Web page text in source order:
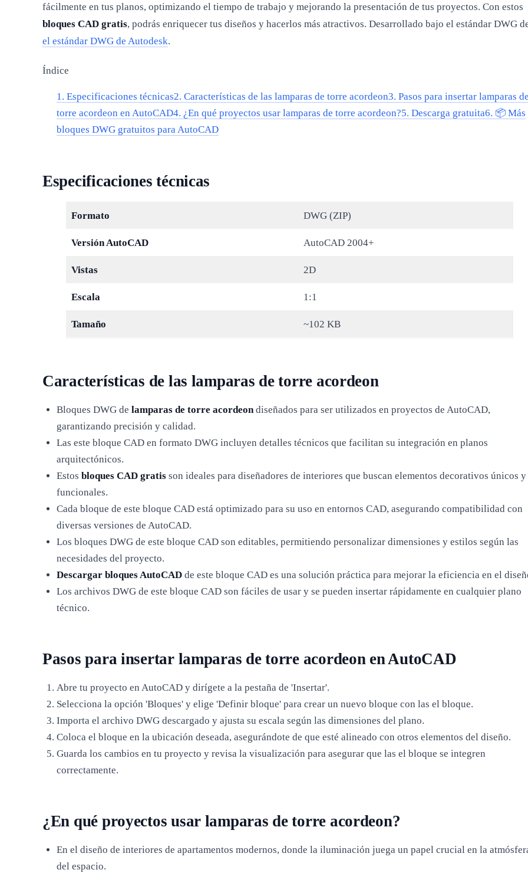
fácilmente en tus planos, optimizando el tiempo de trabajo y mejorando la presentación de tus proyectos. Con estos
bloques CAD gratis, podrás enriquecer tus diseños y hacerlos más atractivos. Desarrollado bajo el estándar DWG
el estándar DWG de Autodesk.
Índice
1. Especificaciones técnicas2. Características de las lamparas de torre acordeon3. Pasos para insertar lamparas de
torre acordeon en AutoCAD4. ¿En qué proyectos usar lamparas de torre acordeon?5. Descarga gratuita6. 📦 Más
bloques DWG gratuitos para AutoCAD
Especificaciones técnicas
Formato DWG (ZIP)
Versión AutoCAD AutoCAD 2004+
Vistas 2D
Escala 1:1
Tamaño ~102 KB
Características de las lamparas de torre acordeon
Bloques DWG de lamparas de torre acordeondiseñados para ser utilizados en proyectos de AutoCAD,
garantizando precisión y calidad.
Las este bloque CAD en formato DWG incluyen detalles técnicos que facilitan su integración en planos
arquitectónicos.
Estos bloques CAD gratisson ideales para diseñadores de interiores que buscan elementos decorativos únicos y
funcionales.
Cada bloque de este bloque CAD está optimizado para su uso en entornos CAD, asegurando compatibilidad con
diversas versiones de AutoCAD.
Los bloques DWG de este bloque CAD son editables, permitiendo personalizar dimensiones y estilos según las
necesidades del proyecto.
Descargar bloques AutoCADde este bloque CAD es una solución práctica para mejorar la eficiencia en el
Los archivos DWG de este bloque CAD son fáciles de usar y se pueden insertar rápidamente en cualquier plano
técnico.
Pasos para insertar lamparas de torre acordeon en AutoCAD
Abre tu proyecto en AutoCAD y dirígete a la pestaña de 'Insertar'.
Selecciona la opción 'Bloques' y elige 'Definir bloque' para crear un nuevo bloque con las el bloque.
Importa el archivo DWG descargado y ajusta su escala según las dimensiones del plano.
Coloca el bloque en la ubicación deseada, asegurándote de que esté alineado con otros elementos del diseño.
Guarda los cambios en tu proyecto y revisa la visualización para asegurar que las el bloque se integren
correctamente.
¿En qué proyectos usar lamparas de torre acordeon?
En el diseño de interiores de apartamentos modernos, donde la iluminación juega un papel crucial en la
del espacio.